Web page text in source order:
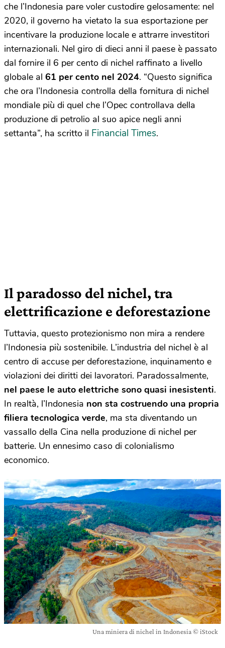
che l’Indonesia pare voler custodire gelosamente: nel
2020, il governo ha vietato la sua esportazione per
incentivare la produzione locale e attrarre investitori
internazionali. Nel giro di dieci anni il paese è passato
dal fornire il 6 per cento di nichel raffinato a livello
globale al 61 per cento nel 2024. “Questo significa
che ora l’Indonesia controlla della fornitura di nichel
mondiale più di quel che l’Opec controllava della
produzione di petrolio al suo apice negli anni
settanta”, ha scritto il Financial Times.
Il paradosso del nichel, tra
elettrificazione e deforestazione
Tuttavia, questo protezionismo non mira a rendere
l’Indonesia più sostenibile. L’industria del nichel è al
centro di accuse per deforestazione, inquinamento e
violazioni dei diritti dei lavoratori. Paradossalmente,
nel paese le auto elettriche sono quasi inesistenti.
In realtà, l’Indonesia non sta costruendo una propria
filiera tecnologica verde, ma sta diventando un
vassallo della Cina nella produzione di nichel per
batterie. Un ennesimo caso di colonialismo
economico.
Una miniera di nichel in Indonesia © iStock